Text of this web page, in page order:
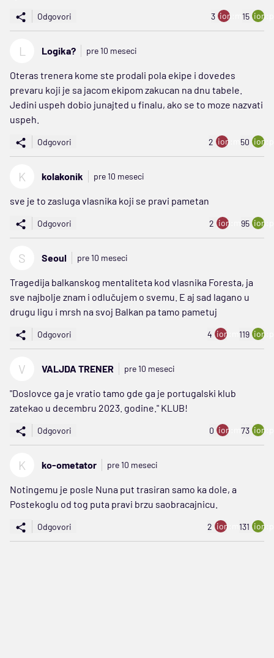
Odgovori 3 ion:minus
15
L Logika? pre 10 meseci
Oteras trenera kome ste prodali pola ekipe i dovedes
prevaru koji je sa jacom ekipom zakucan na dnu tabele.
Jedini uspeh dobio junajted u finalu, ako se to moze nazvati
uspeh.
Odgovori 2 ion:minus
50
K kolakonik pre 10 meseci
sve je to zasluga vlasnika koji se pravi pametan
Odgovori 2 ion:minus
95
S Seoul pre 10 meseci
Tragedija balkanskog mentaliteta kod vlasnika Foresta, ja
sve najbolje znam i odlučujem o svemu. E aj sad lagano u
drugu ligu i mrsh na svoj Balkan pa tamo pametuj
Odgovori 4 ion:minus
119
V VALJDA TRENER pre 10 meseci
"Doslovce ga je vratio tamo gde ga je portugalski klub
zatekao u decembru 2023. godine." KLUB!
Odgovori 0 ion:minus
73
K ko-ometator pre 10 meseci
Notingemu je posle Nuna put trasiran samo ka dole, a
Postekoglu od tog puta pravi brzu saobracajnicu.
Odgovori 2 ion:minus
131